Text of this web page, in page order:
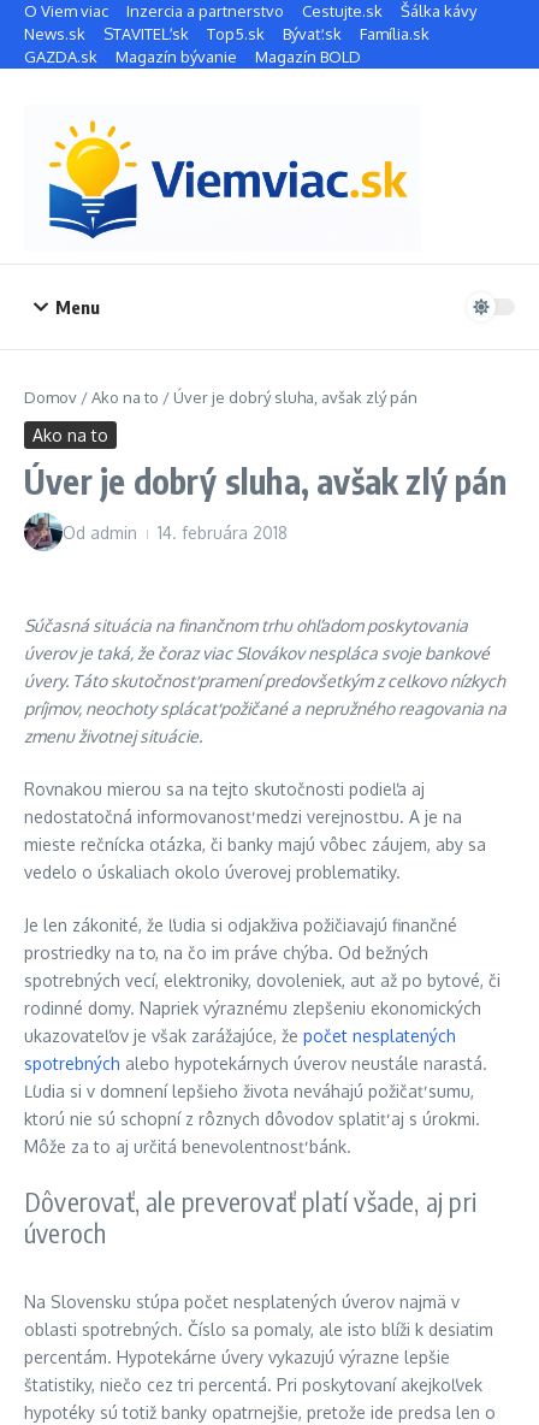
Preskočiť na obsah
O Viem viac Inzercia a partnerstvo Cestujte.sk
Šálka kávy
News.sk
STAVITEĽ.sk Top5.sk Bývať.sk
Família.sk
GAZDA.sk
Magazín bývanie Magazín BOLD
Menu
Domov /Ako na to / Úver je dobrý sluha, avšak zlý pán
Ako na to
Úver je dobrý sluha, avšak zlý pán
Od admin 14. februára 2018
Súčasná situácia na finančnom trhu ohľadom poskytovania
úverov je taká, že čoraz viac Slovákov nespláca svoje bankové
úvery. Táto skutočnosť pramení predovšetkým z celkovo nízkych
príjmov, neochoty splácať požičané a nepružného reagovania na
zmenu životnej situácie.
Rovnakou mierou sa na tejto skutočnosti podieľa aj
nedostatočná informovanosť medzi verejnosťou. A je na
mieste rečnícka otázka, či banky majú vôbec záujem, aby sa
vedelo o úskaliach okolo úverovej problematiky.
Je len zákonité, že ľudia si odjakživa požičiavajú finančné
prostriedky na to, na čo im práve chýba. Od bežných
spotrebných vecí, elektroniky, dovoleniek, aut až po bytové, či
rodinné domy. Napriek výraznému zlepšeniu ekonomických
ukazovateľov je však zarážajúce, že počet nesplatených
spotrebných alebo hypotekárnych úverov neustále narastá.
Ľudia si v domnení lepšieho života neváhajú požičať sumu,
ktorú nie sú schopní z rôznych dôvodov splatiť aj s úrokmi.
Môže za to aj určitá benevolentnosť bánk.
Dôverovať, ale preverovať platí všade, aj pri
úveroch
Na Slovensku stúpa počet nesplatených úverov najmä v
oblasti spotrebných. Číslo sa pomaly, ale isto blíži k desiatim
percentám. Hypotekárne úvery vykazujú výrazne lepšie
štatistiky, niečo cez tri percentá. Pri poskytovaní akejkoľvek
hypotéky sú totiž banky opatrnejšie, pretože ide predsa len o